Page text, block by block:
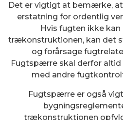
Det er vigtigt at bemærke,
erstatning for ordentlig
Hvis fugten ikke
trækonstruktionen, kan det
og forårsage
Fugtspærre skal derfor
med andre
Fugtspærre er også
trækonstruktionen